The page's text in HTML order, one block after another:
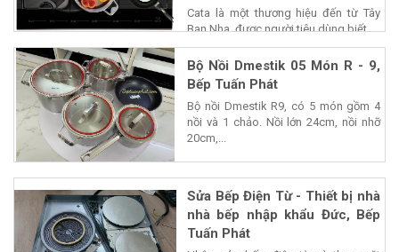
Cata là một thương hiệu đến từ Tây
Ban Nha, được người tiêu dùng biết...
Bộ Nồi Dmestik 05 Món R - 9,
Bếp Tuấn Phát
Bộ nồi Dmestik R9, có 5 món gồm 4
nồi và 1 chảo. Nồi lớn 24cm, nồi nhỡ
20cm,...
Sửa Bếp Điện Từ - Thiết bị nhà
nhà bếp nhập khẩu Đức, Bếp
Tuấn Phát